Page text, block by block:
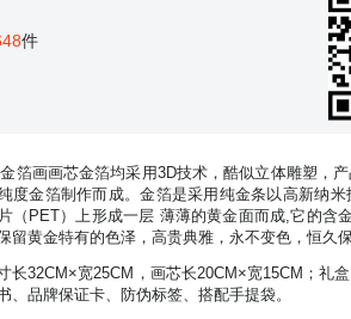
件
箔画画芯金箔均采用3D技术，酷似立体雕塑，
度金箔制作而成。金箔是采用纯金条以高新纳
（PET）上形成一层 薄薄的黄金面而成,它的含
留黄金特有的色泽，高贵典雅，永不变色，恒久
长32CM×宽25CM，画芯长20CM×宽15CM；礼
、品牌保证卡、防伪标签、搭配手提袋。